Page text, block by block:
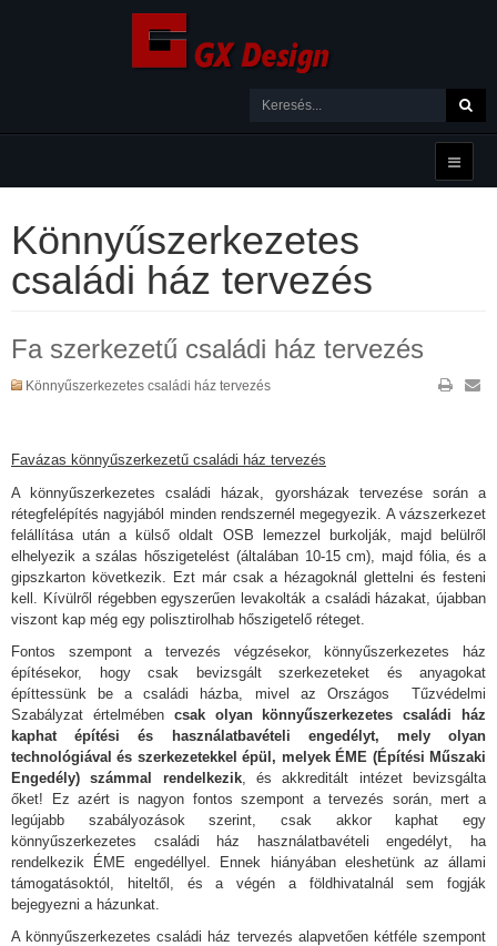
Könnyűszerkezetes
családi ház tervezés
Fa szerkezetű családi ház tervezés
Könnyűszerkezetes családi ház tervezés
Favázas könnyűszerkezetű családi ház tervezés
A könnyűszerkezetes családi házak, gyorsházak tervezése során a
rétegfelépítés nagyjából minden rendszernél megegyezik. A vázszerkezet
felállítása után a külső oldalt OSB lemezzel burkolják, majd belülről
elhelyezik a szálas hőszigetelést (általában 10-15 cm), majd fólia, és a
gipszkarton következik. Ezt már csak a hézagoknál glettelni és festeni
kell. Kívülről régebben egyszerűen levakolták a családi házakat, újabban
viszont kap még egy polisztirolhab hőszigetelő réteget.
Fontos szempont a tervezés végzésekor, könnyűszerkezetes ház
építésekor, hogy csak bevizsgált szerkezeteket és anyagokat
építtessünk be a családi házba, mivel az Országos Tűzvédelmi
Szabályzat értelmében csak olyan könnyűszerkezetes családi ház
kaphat építési és használatbavételi engedélyt, mely olyan
technológiával és szerkezetekkel épül, melyek ÉME (Építési Műszaki
Engedély) számmal rendelkezik, és akkreditált intézet bevizsgálta
őket! Ez azért is nagyon fontos szempont a tervezés során, mert a
legújabb szabályozások szerint, csak akkor kaphat egy
könnyűszerkezetes családi ház használatbavételi engedélyt, ha
rendelkezik ÉME engedéllyel. Ennek hiányában eleshetünk az állami
támogatásoktól, hiteltől, és a végén a földhivatalnál sem fogják
bejegyezni a házunkat.
A könnyűszerkezetes családi ház tervezés alapvetően kétféle szempont